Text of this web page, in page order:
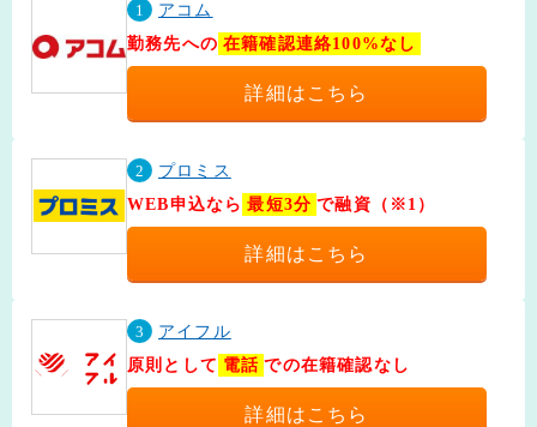
1
アコム
勤務先への 在籍確認連絡100%なし
詳細はこちら
2
プロミス
WEB申込なら 最短3分 で融資（※1）
詳細はこちら
3
アイフル
原則として 電話 での在籍確認なし
詳細はこちら